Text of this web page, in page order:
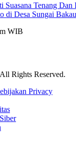
Tenang Dan
di Desa Sungai
WIB
Rights Reserved.
Privacy